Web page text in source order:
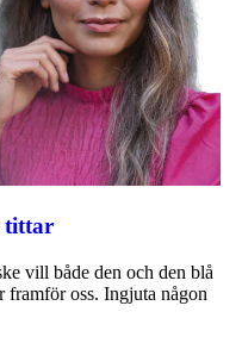
tittar
vill både den och den blå
framför oss. Ingjuta någon